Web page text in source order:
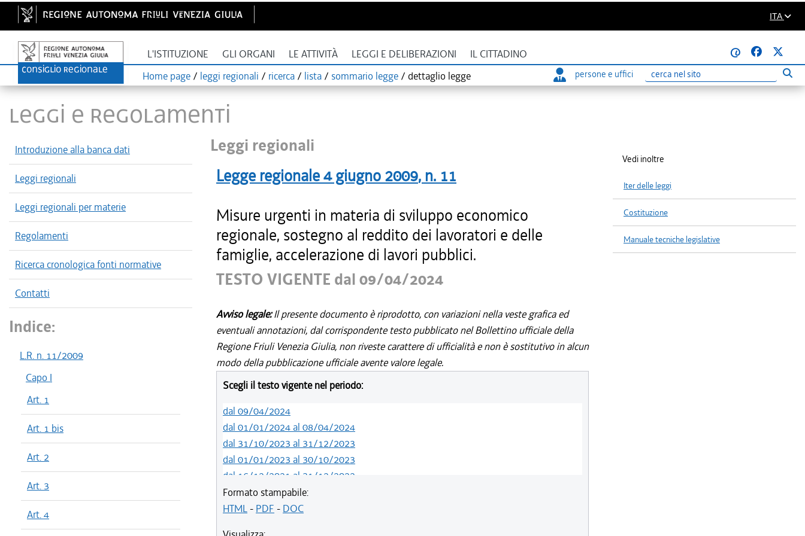
ITA
L'ISTITUZIONE GLI ORGANI LE ATTIVITÀ LEGGI E DELIBERAZIONI IL CITTADINO
@
Home page / leggi regionali / ricerca / lista / sommario legge / dettaglio legge persone e uffici
Ricerca
LEGGI E REGOLAMENTI
Introduzione alla banca dati
Leggi regionali
Leggi regionali per materie
Regolamenti
Ricerca cronologica fonti normative
Contatti
Indice:
L.R. n. 11/2009
Capo I
Art. 1
Art. 1 bis
Art. 2
Art. 3
Art. 4
Leggi regionali
Legge regionale4 giugno 2009, n. 11
Misure urgenti in materia di sviluppo economico
regionale, sostegno al reddito dei lavoratori e delle
famiglie, accelerazione di lavori pubblici.
TESTO VIGENTE dal 09/04/2024
Avviso legale:Il presente documento è riprodotto, con variazioni nella veste grafica ed
eventuali annotazioni, dal corrispondente testo pubblicato nel Bollettino ufficiale della
Regione Friuli Venezia Giulia, non riveste carattere di ufficialità e non è sostitutivo in alcun
modo della pubblicazione ufficiale avente valore legale.
Scegli il testo vigente nel periodo:
dal 09/04/2024
dal 01/01/2024 al 08/04/2024
dal 31/10/2023 al 31/12/2023
dal 01/01/2023 al 30/10/2023
dal 16/12/2021 al 31/12/2022
dal 26/02/2021 al 15/12/2021
dal 01/01/2020 al 25/02/2021
Formato stampabile:
HTML- PDF - DOC
Vedi inoltre
Iter delle leggi
Costituzione
Manuale tecniche legislative